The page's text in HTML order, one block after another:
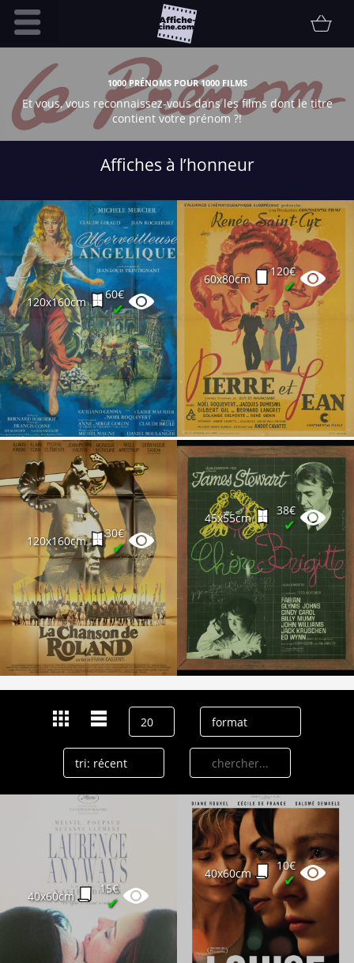
Accueil
Infos pratiques
Affiche
Promotions
FAQ
Communauté
Collectionneur
Vendu
Thématiques
Partenaires
Vendre
1000 PRÉNOMS POUR 1000 FILMS
Et vous, vous reconnaissez-vous dans les films dont le titre
contient votre prénom ?!
Affiches à l’honneur
120x160cm
60€
✔
60x80cm
120€
✔
120x160cm
30€
✔
45x55cm
38€
✔
40x60cm
15€
✔
40x60cm
10€
✔